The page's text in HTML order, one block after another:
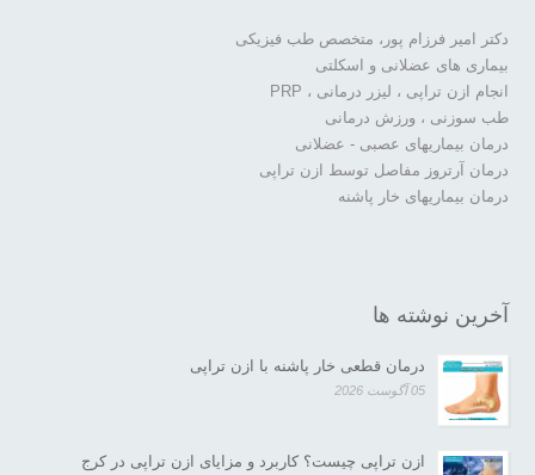
دکتر امیر فرزام پور، متخصص طب فیزیکی
بیماری های عضلانی و اسکلتی
انجام ازن تراپی ، لیزر درمانی ، PRP
طب سوزنی ، ورزش درمانی
درمان بیماریهای عصبی - عضلانی
درمان آرتروز مفاصل توسط ازن تراپی
درمان بیماریهای خار پاشنه
آخرین نوشته ها
درمان قطعی خار پاشنه با ازن تراپی
05 آگوست 2026
ازن تراپی چیست؟ کاربرد و مزایای ازن تراپی در کرج